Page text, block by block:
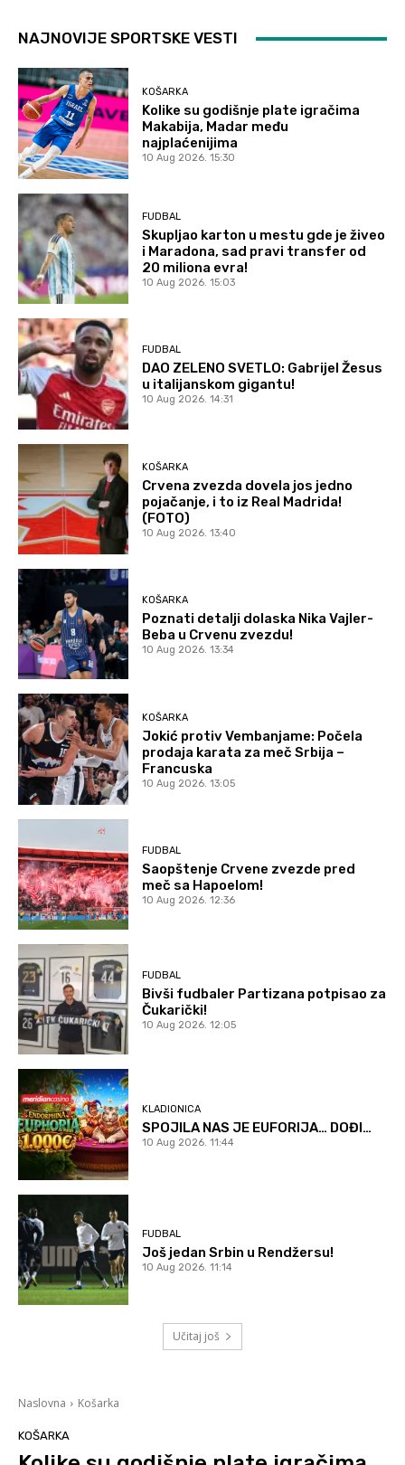
NAJNOVIJE SPORTSKE VESTI
KOŠARKA
Kolike su godišnje plate igračima
Makabija, Madar među
najplaćenijima
10 Aug 2026. 15:30
FUDBAL
Skupljao karton u mestu gde je živeo
i Maradona, sad pravi transfer od
20 miliona evra!
10 Aug 2026. 15:03
FUDBAL
DAO ZELENO SVETLO: Gabrijel Žesus
u italijanskom gigantu!
10 Aug 2026. 14:31
KOŠARKA
Crvena zvezda dovela jos jedno
pojačanje, i to iz Real Madrida!
(FOTO)
10 Aug 2026. 13:40
KOŠARKA
Poznati detalji dolaska Nika Vajler-
Beba u Crvenu zvezdu!
10 Aug 2026. 13:34
KOŠARKA
Jokić protiv Vembanjame: Počela
prodaja karata za meč Srbija –
Francuska
10 Aug 2026. 13:05
FUDBAL
Saopštenje Crvene zvezde pred
meč sa Hapoelom!
10 Aug 2026. 12:36
FUDBAL
Bivši fudbaler Partizana potpisao za
Čukarički!
10 Aug 2026. 12:05
KLADIONICA
SPOJILA NAS JE EUFORIJA… DOĐI…
10 Aug 2026. 11:44
FUDBAL
Još jedan Srbin u Rendžersu!
10 Aug 2026. 11:14
Učitaj još